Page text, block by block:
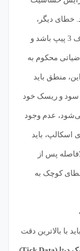
خطای دیگر،
نادیده گرفتن هزینه اجرای معاملات است؛ اگر سود هدف 3 پیپ باشد و
نظر ریاضیاتی محکوم به
منطق باید
سود و ریسک خود
عدم وجود
اسکالپ، باید
پس از
کوچک به
با بالاترین دقت